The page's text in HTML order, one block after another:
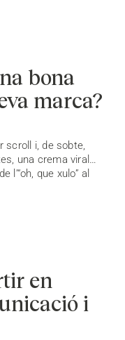
bona
marca?
scroll i, de sobte,
una crema viral…
que xulo” al
en
i